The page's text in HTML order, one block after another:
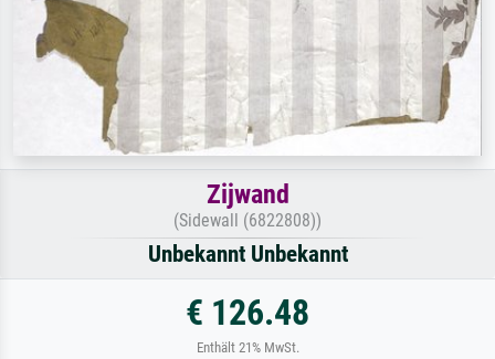
Zijwand
(Sidewall (6822808))
Unbekannt Unbekannt
€ 126.48
Enthält 21% MwSt.